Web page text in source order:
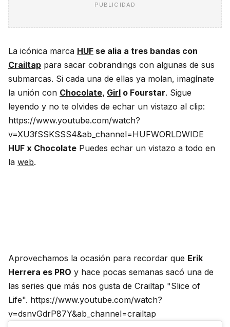
PUBLICIDAD
La icónica marca HUF se alia a tres bandas con
Crailtap para sacar cobrandings con algunas de sus
submarcas. Si cada una de ellas ya molan, imagínate
la unión con Chocolate, Girl o Fourstar. Sigue
leyendo y no te olvides de echar un vistazo al clip:
https://www.youtube.com/watch?
v=XU3fSSKSSS4&ab_channel=HUFWORLDWIDE
HUF x Chocolate Puedes echar un vistazo a todo en
la web.
Aprovechamos la ocasión para recordar que Erik
Herrera es PRO y hace pocas semanas sacó una de
las series que más nos gusta de Crailtap "Slice of
Life". https://www.youtube.com/watch?
v=dsnvGdrP87Y&ab_channel=crailtap